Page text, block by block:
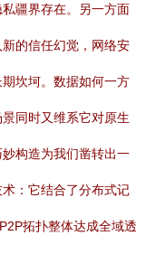
疆界存在。另一方面
的信任幻觉，网络安
坎坷。数据如何一方
同时又维系它对原生
构造为我们凿转出一
：它结合了分布式记
拓扑整体达成全域透